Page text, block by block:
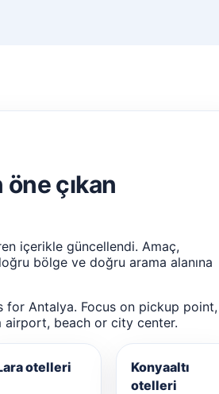
çıkan
içerikle güncellendi. Amaç,
bölge ve doğru arama alanına
for Antalya. Focus on pickup point,
beach or city center.
otelleri
Konyaaltı
otelleri